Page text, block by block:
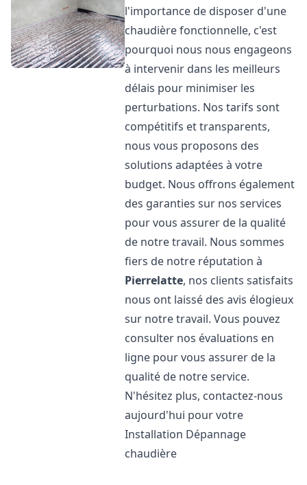
l'importance de disposer d'une
chaudière fonctionnelle, c'est
pourquoi nous nous engageons
à intervenir dans les meilleurs
délais pour minimiser les
perturbations. Nos tarifs sont
compétitifs et transparents,
nous vous proposons des
solutions adaptées à votre
budget. Nous offrons également
des garanties sur nos services
pour vous assurer de la qualité
de notre travail. Nous sommes
fiers de notre réputation à
Pierrelatte, nos clients satisfaits
nous ont laissé des avis élogieux
sur notre travail. Vous pouvez
consulter nos évaluations en
ligne pour vous assurer de la
qualité de notre service.
N'hésitez plus, contactez-nous
aujourd'hui pour votre
Installation Dépannage
chaudière